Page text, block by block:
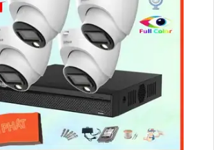
WIFI CHO CỬA HÀNG GIÁ RẺ
6,840,000 ₫
Wifi cho cửa hàng giá rẻ của
chọn lý tưởng để bảo vệ cửa hàng
được trang bị chức năng thu âm
ghi lại và nghe lại âm thanh một
biệt, combo này có chiết khấu
chi phí cho bạn. Camera Wifi của